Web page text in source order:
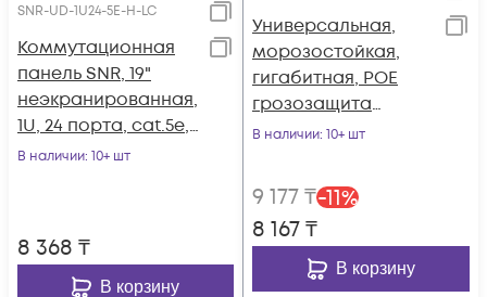
SNR-UD-1U24-5E-H-LC
Коммутационная
панель SNR, 19"
неэкранированная,
1U, 24 порта, cat.5e,
горизонтальная
В наличии: 10+ шт
8 368 ₸
В корзину
Универсальная,
морозостойкая,
гигабитная, POE
грозозащита
"Дрозд" IP54
В наличии: 10+ шт
9 177₸-11%
8 167₸
В корзину